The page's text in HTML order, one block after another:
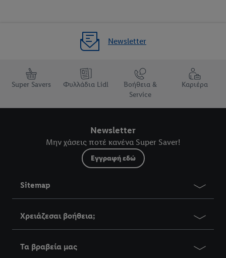
Newsletter
Super Savers Φυλλάδια Lidl
Βοήθεια &
Service
Καριέρα
Newsletter
Μην χάσεις ποτέ κανένα Super Saver!
Εγγραφή εδώ
Sitemap
Χρειάζεσαι βοήθεια;
Τα βραβεία μας